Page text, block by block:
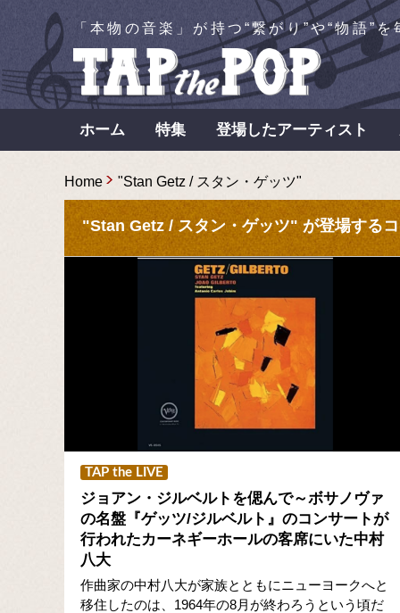
「本物の音楽」が持つ“繋がり”や“物語”
ホーム 特集 登場したアーティスト
Home "Stan Getz / スタン・ゲッツ"
"Stan Getz / スタン・ゲッツ" が登場する
TAP the LIVE
ジョアン・ジルベルトを偲んで～ボサノヴァ
の名盤『ゲッツ/ジルベルト』のコンサートが
行われたカーネギーホールの客席にいた中村
八大
作曲家の中村八大が家族とともにニューヨークへと
移住したのは、1964年の8月が終わろうという頃だ